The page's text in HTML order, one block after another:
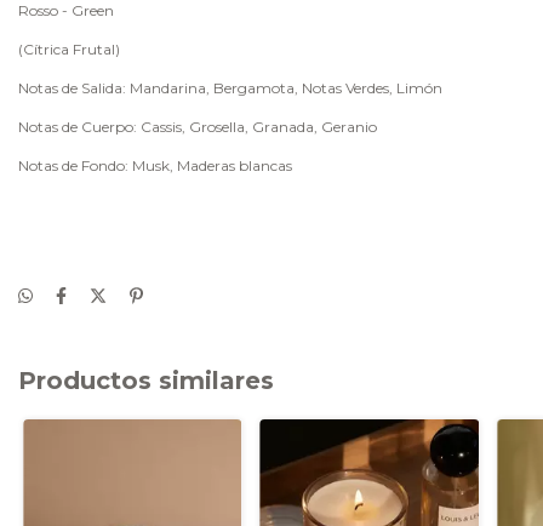
Rosso - Green
(Cítrica Frutal)
Notas de Salida: Mandarina, Bergamota, Notas Verdes, Limón
Notas de Cuerpo: Cassis, Grosella, Granada, Geranio
Notas de Fondo: Musk, Maderas blancas
Productos similares